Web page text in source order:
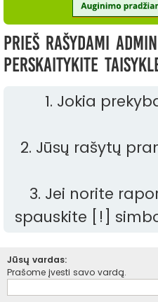
Prieš rašydami
perskaitykite
1. Jokia
2. Jūsų rašytų
3. Jei norite
spauskite [!]
Jūsų vardas:
Prašome įvesti savo vardą.